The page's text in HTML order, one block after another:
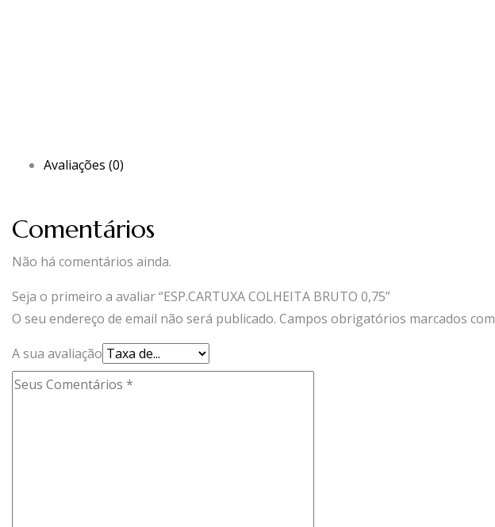
Avaliações (0)
Comentários
Não há comentários ainda.
Seja o primeiro a avaliar “ESP.CARTUXA COLHEITA BRUTO 0,75”
O seu endereço de email não será publicado. Campos obrigatórios marcados com
A sua avaliação